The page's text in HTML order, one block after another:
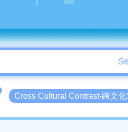
Cross Cultural Contrast-跨文化